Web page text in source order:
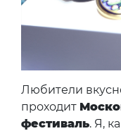
Любители
проходит
фестиваль. Я,